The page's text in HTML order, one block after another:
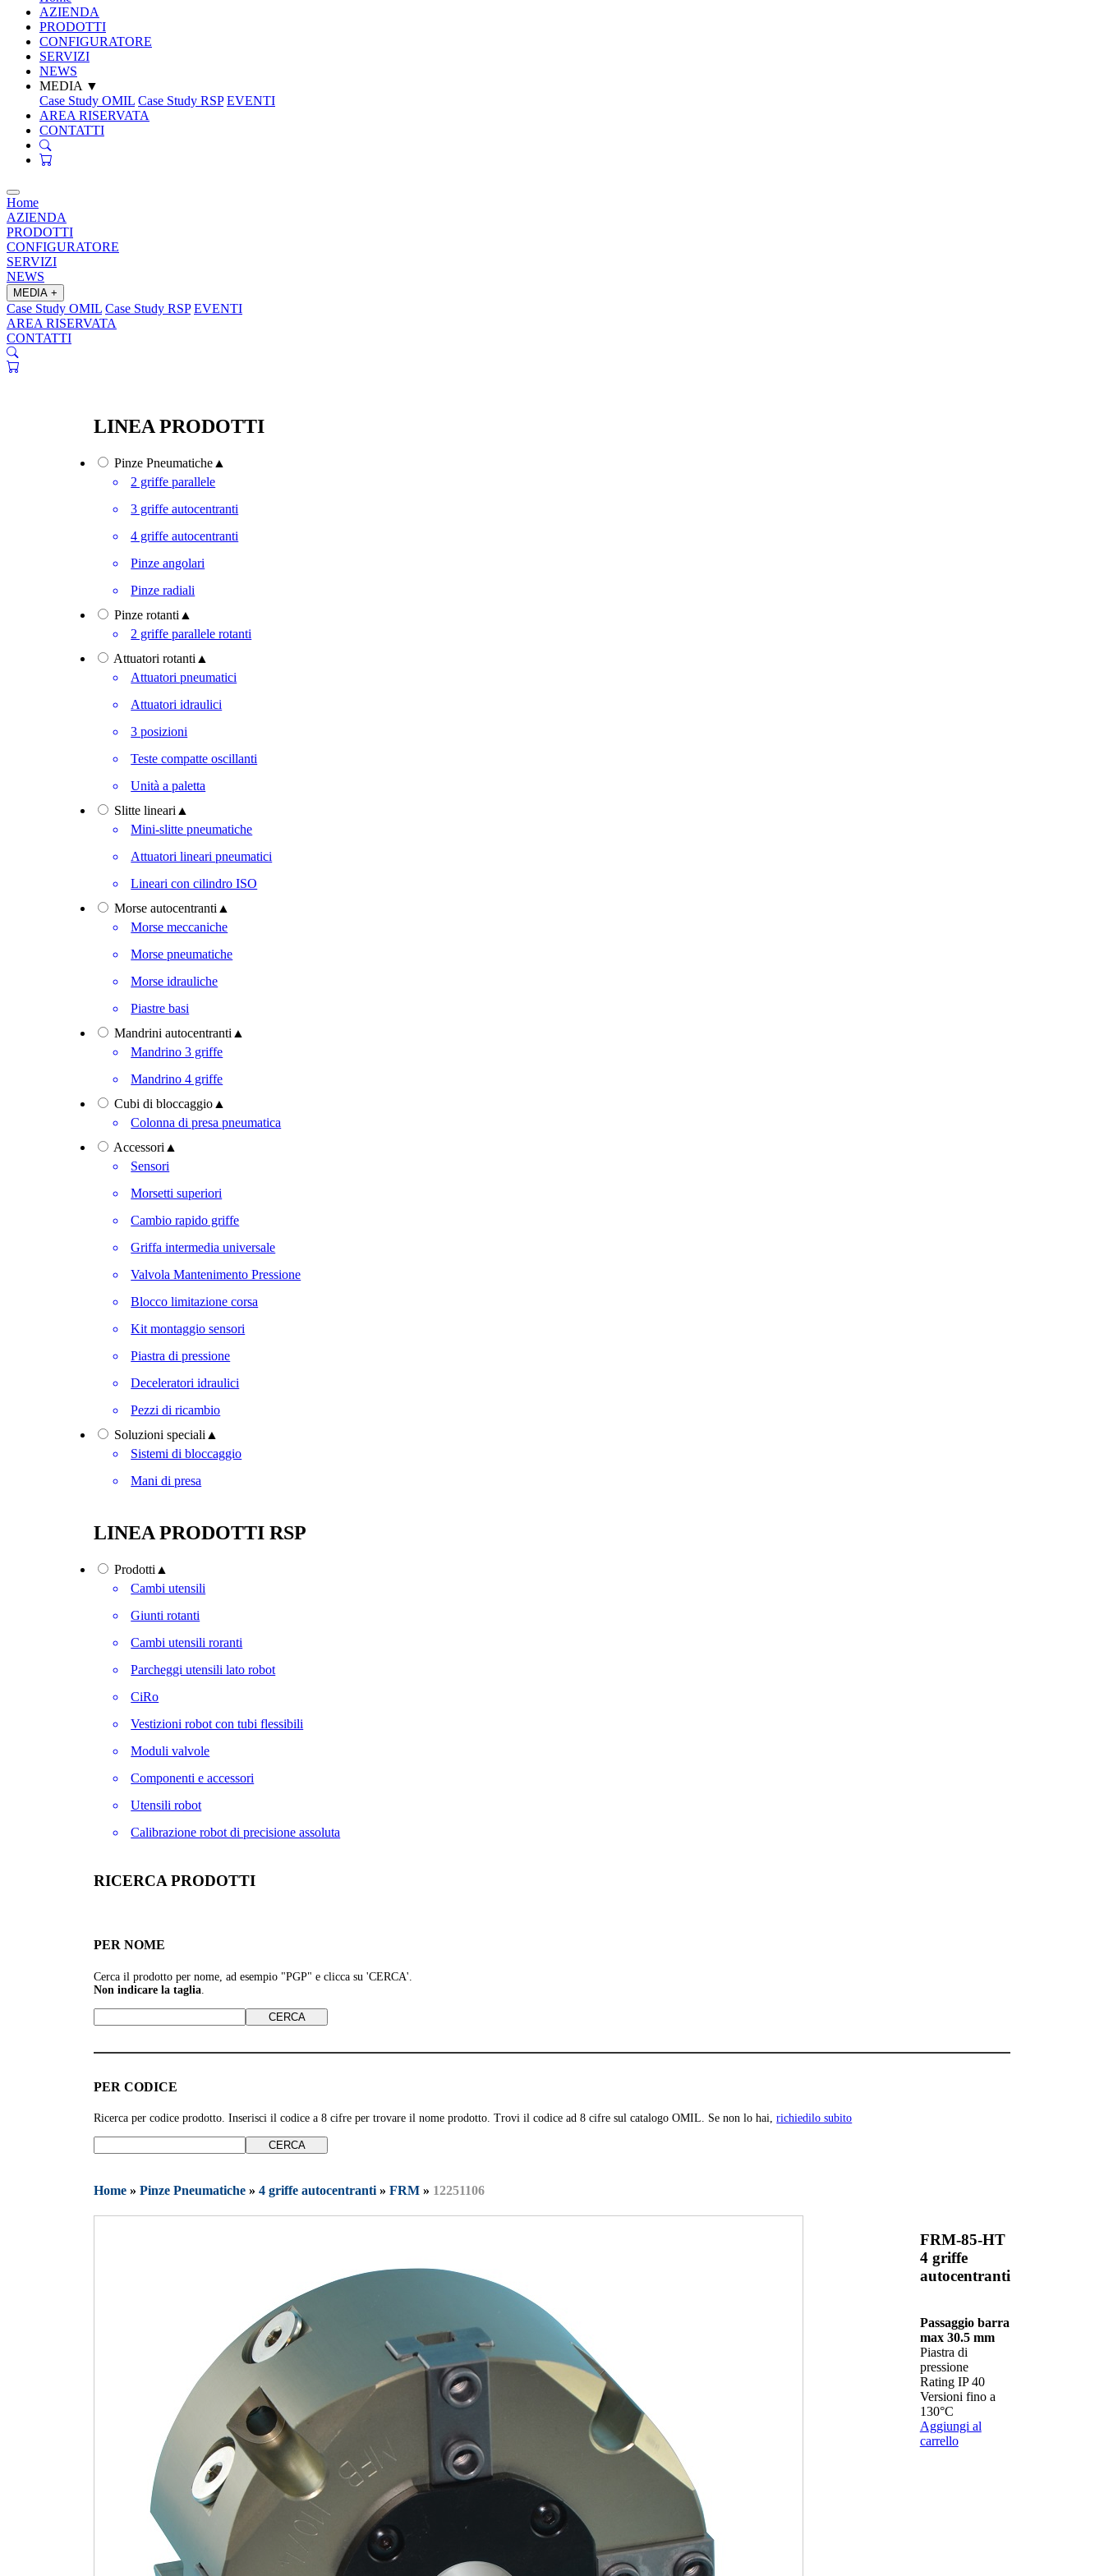
AZIENDA
PRODOTTI
CONFIGURATORE
SERVIZI
NEWS
MEDIA ▼
Case Study OMIL Case Study RSP EVENTI
AREA RISERVATA
CONTATTI
Home
AZIENDA
PRODOTTI
CONFIGURATORE
SERVIZI
NEWS
MEDIA +
Case Study OMIL Case Study RSP EVENTI
AREA RISERVATA
CONTATTI
LINEA PRODOTTI
Pinze Pneumatiche ▲
2 griffe parallele
3 griffe autocentranti
4 griffe autocentranti
Pinze angolari
Pinze radiali
Pinze rotanti ▲
2 griffe parallele rotanti
Attuatori rotanti ▲
Attuatori pneumatici
Attuatori idraulici
3 posizioni
Teste compatte oscillanti
Unità a paletta
Slitte lineari ▲
Mini-slitte pneumatiche
Attuatori lineari pneumatici
Lineari con cilindro ISO
Morse autocentranti ▲
Morse meccaniche
Morse pneumatiche
Morse idrauliche
Piastre basi
Mandrini autocentranti ▲
Mandrino 3 griffe
Mandrino 4 griffe
Cubi di bloccaggio ▲
Colonna di presa pneumatica
Accessori ▲
Sensori
Morsetti superiori
Cambio rapido griffe
Griffa intermedia universale
Valvola Mantenimento Pressione
Blocco limitazione corsa
Kit montaggio sensori
Piastra di pressione
Deceleratori idraulici
Pezzi di ricambio
Soluzioni speciali ▲
Sistemi di bloccaggio
Mani di presa
LINEA PRODOTTI RSP
Prodotti ▲
Cambi utensili
Giunti rotanti
Cambi utensili roranti
Parcheggi utensili lato robot
CiRo
Vestizioni robot con tubi flessibili
Moduli valvole
Componenti e accessori
Utensili robot
Calibrazione robot di precisione assoluta
RICERCA PRODOTTI
PER NOME
Cerca il prodotto per nome, ad esempio "PGP" e clicca su 'CERCA'.
Non indicare la taglia
PER CODICE
Ricerca per codice prodotto. Inserisci il codice a 8 cifre per trovare il nome prodotto. Trovi il codice ad 8 cifre sul catalogo OMIL. Se non lo hai,richiedilo subito
Home »Pinze Pneumatiche »4 griffe autocentranti »FRM » 12251106
FRM-85-HT
4 griffe
autocentranti
Passaggio barra
max 30.5 mm
Piastra di
pressione
Rating IP 40
Versioni fino a
130°C
Aggiungi al
carrello